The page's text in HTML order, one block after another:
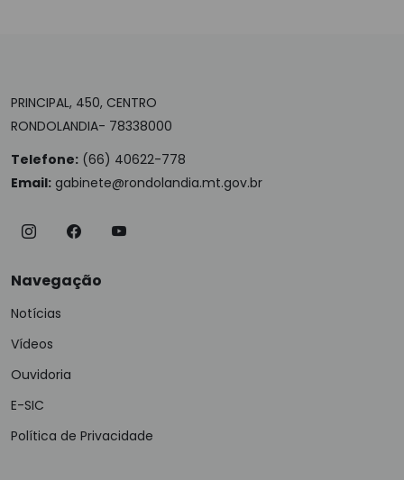
PRINCIPAL, 450, CENTRO
RONDOLANDIA- 78338000
Telefone: (66) 40622-778
Email: gabinete@rondolandia.mt.gov.br
Navegação
Notícias
Vídeos
Ouvidoria
E-SIC
Política de Privacidade